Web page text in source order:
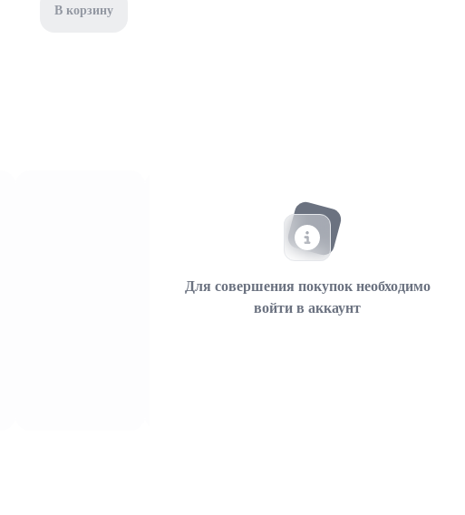
В корзину
Для совершения покупок необходимо
войти в аккаунт